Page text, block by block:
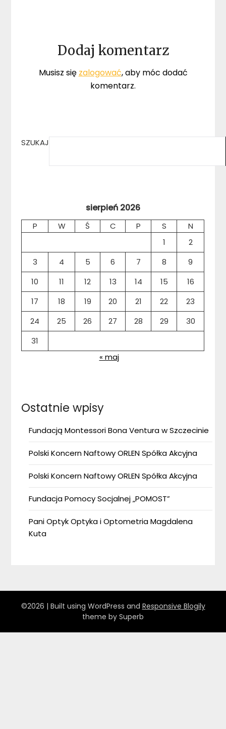
Dodaj komentarz
Musisz się zalogować, aby móc dodać
komentarz.
SZUKAJ
sierpień 2026
P W Ś C P S
N
1
2
3
4 5 6 7 8
9
10
11 12 13 14 15
16
17
18 19 20 21 22
23
24
25 26 27 28 29
30
31
« maj
Ostatnie wpisy
Fundacją Montessori Bona Ventura w Szczecinie
Polski Koncern Naftowy ORLEN Spółka Akcyjna
Polski Koncern Naftowy ORLEN Spółka Akcyjna
Fundacja Pomocy Socjalnej „POMOST”
Pani Optyk Optyka i Optometria Magdalena
Kuta
©2026 | Built using WordPress and Responsive Blogily
theme by Superb